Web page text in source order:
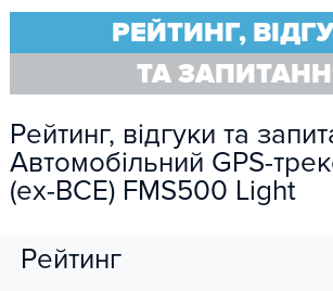
РЕЙТИНГ,
ТА
Рейтинг, відгуки та
Автомобільний GPS-
(ex-BCE) FMS500 Light
Рейтинг